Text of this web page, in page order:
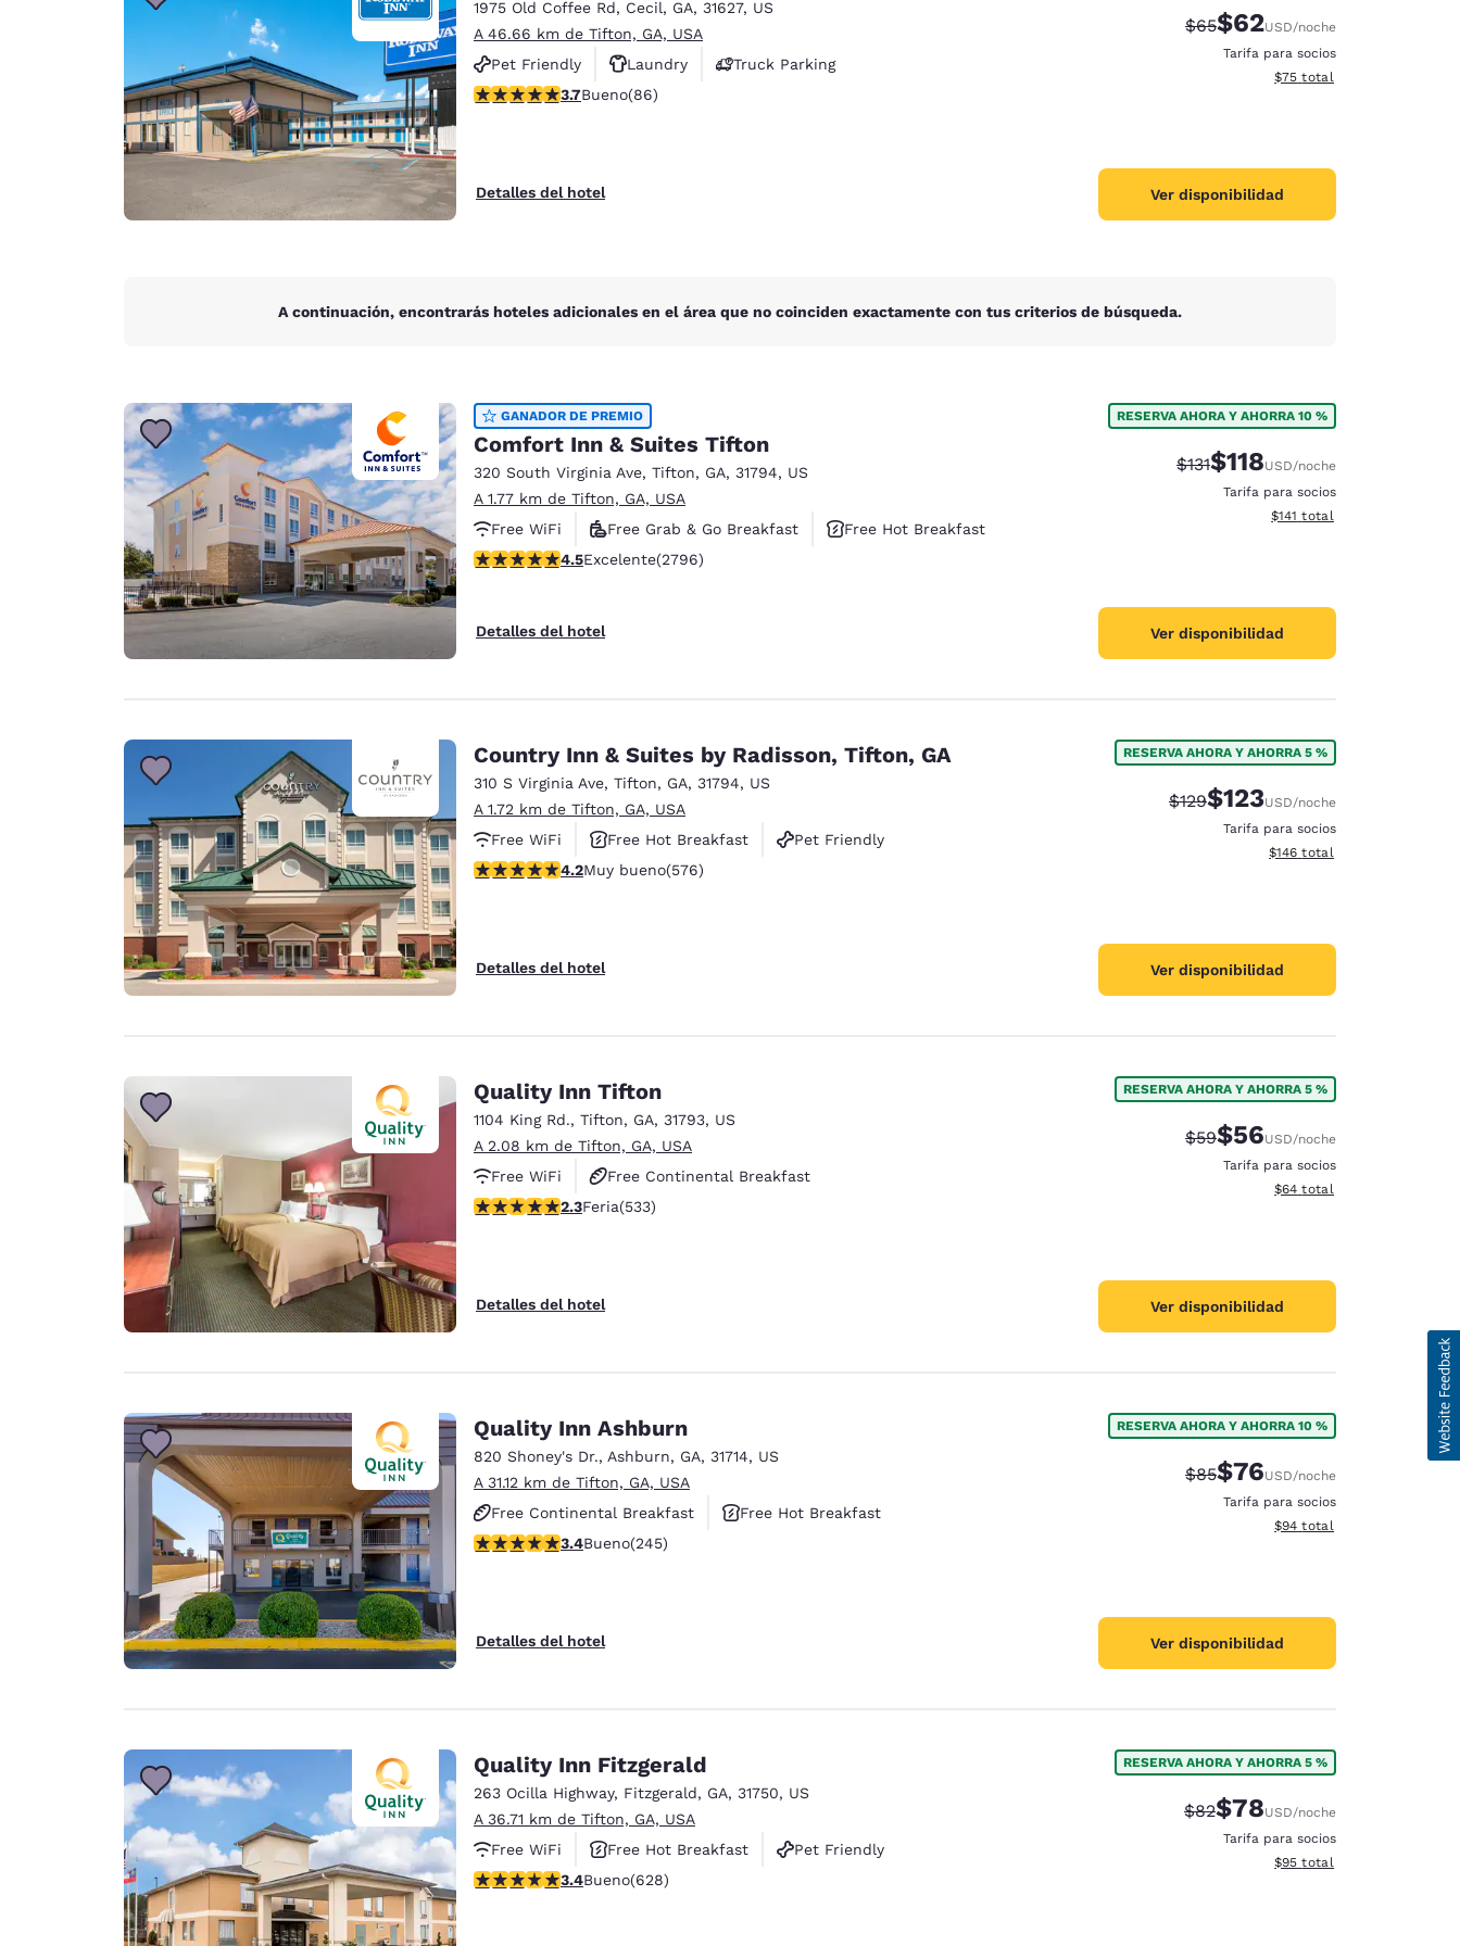
Français
Europa
Deutschland
Deutsch
Spain
English
United Kingdom
Australia
English English
1975 Old Coffee Rd, Cecil, GA, 31627, US
A 46.66 km de Tifton, GA, USA
Pet Friendly
Laundry
Truck Parking
calificación de 3.69 estrellas. Bueno. 86 reseñas
3.7Bueno(86)
Detalles del hotel
Precio tachado:
$65Precio con descuento:
$62USD/noche
Tarifa para socios
Ver detalles del total
$75 total
Ver disponibilidad
A continuación, encontrarás hoteles adicionales en el área que no coinciden exactamente con tus criterios de búsqueda.
GANADOR DE PREMIO
Comfort Inn & Suites Tifton
320 South Virginia Ave, Tifton, GA, 31794, US
A 1.77 km de Tifton, GA, USA
Free WiFi
Free Grab & Go Breakfast
Free Hot Breakfast
calificación de 4.53 estrellas. Excelente. 2796 reseñas
4.5Excelente(2796)
Detalles del hotel
RESERVA AHORA Y AHORRA 10 %
Precio tachado:
$131Precio con descuento:
$118USD/noche
Tarifa para socios
Ver detalles del total
$141 total
Ver disponibilidad
Country Inn & Suites by Radisson, Tifton, GA
310 S Virginia Ave, Tifton, GA, 31794, US
A 1.72 km de Tifton, GA, USA
Free WiFi
Free Hot Breakfast
Pet Friendly
calificación de 4.15 estrellas. Muy bueno. 576 reseñas
4.2Muy bueno(576)
Detalles del hotel
RESERVA AHORA Y AHORRA 5 %
Precio tachado:
$129Precio con descuento:
$123USD/noche
Tarifa para socios
Ver detalles del total
$146 total
Ver disponibilidad
Quality Inn Tifton
1104 King Rd., Tifton, GA, 31793, US
A 2.08 km de Tifton, GA, USA
Free WiFi
Free Continental Breakfast
Free Hot Breakfast
calificación de 2.33 estrellas. Feria. 533 reseñas
2.3Feria(533)
Detalles del hotel
RESERVA AHORA Y AHORRA 5 %
Precio tachado:
$59Precio con descuento:
$56USD/noche
Tarifa para socios
Ver detalles del total
$64 total
Ver disponibilidad
Quality Inn Ashburn
820 Shoney's Dr., Ashburn, GA, 31714, US
A 31.12 km de Tifton, GA, USA
Free Continental Breakfast
Free Hot Breakfast
Pet Friendly
calificación de 3.37 estrellas. Bueno. 245 reseñas
3.4Bueno(245)
Detalles del hotel
RESERVA AHORA Y AHORRA 10 %
Precio tachado:
$85Precio con descuento:
$76USD/noche
Tarifa para socios
Ver detalles del total
$94 total
Ver disponibilidad
Quality Inn Fitzgerald
263 Ocilla Highway, Fitzgerald, GA, 31750, US
A 36.71 km de Tifton, GA, USA
Free WiFi
Free Hot Breakfast
Pet Friendly
calificación de 3.36 estrellas. Bueno. 628 reseñas
3.4Bueno(628)
RESERVA AHORA Y AHORRA 5 %
Precio tachado:
$82Precio con descuento:
$78USD/noche
Tarifa para socios
Ver detalles del total
$95 total